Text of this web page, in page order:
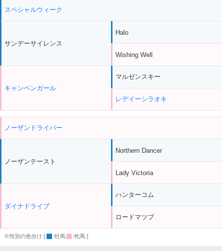
スペシャルウィーク
サンデーサイレンス
キャンペンガール
Halo
Wishing Well
マルゼンスキー
レデイーシラオキ
ノーザンドライバー
ノーザンテースト
ダイナドライブ
Northern Dancer
Lady Victoria
ハンターコム
ロードマツプ
※性別の色分け [ :牡馬 :牝馬 ]